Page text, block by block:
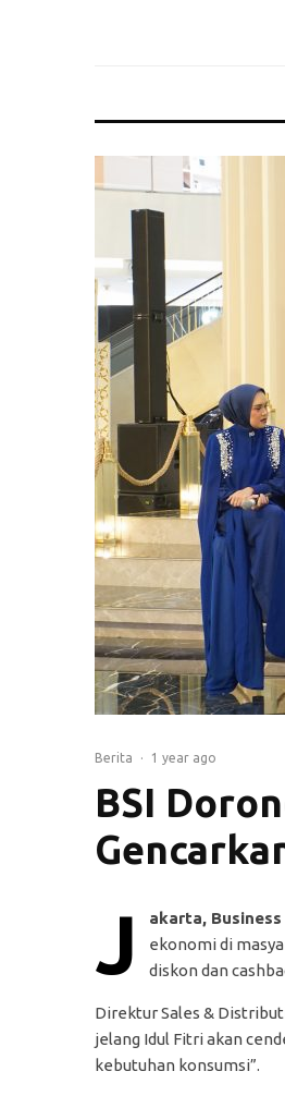
Berita · 1 year ago
BSI
J akarta, Business
ekonomi di
diskon dan
Direktur Sales &
jelang Idul Fitri akan
kebutuhan konsumsi”.